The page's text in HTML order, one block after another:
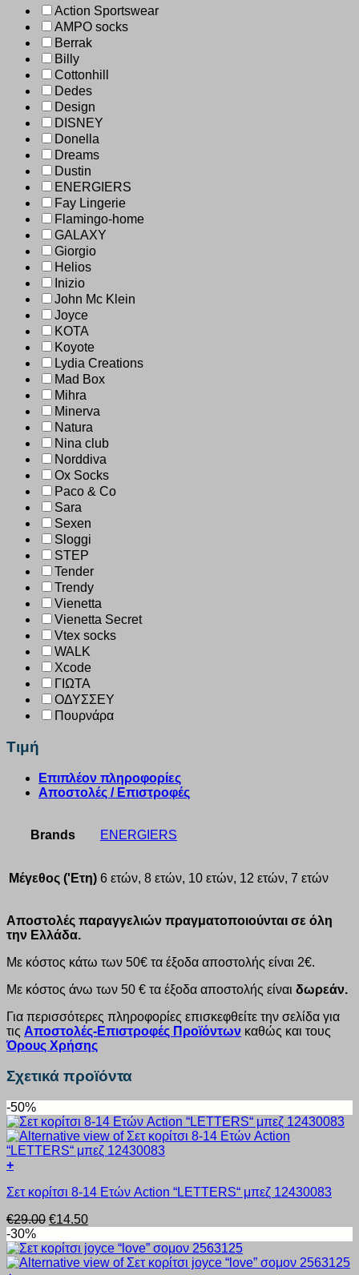
Action Sportswear
AMPO socks
Berrak
Billy
Cottonhill
Dedes
Design
DISNEY
Donella
Dreams
Dustin
ENERGIERS
Fay Lingerie
Flamingo-home
GALAXY
Giorgio
Helios
Inizio
John Mc Klein
Joyce
KOTA
Koyote
Lydia Creations
Mad Box
Mihra
Minerva
Natura
Nina club
Norddiva
Ox Socks
Paco & Co
Sara
Sexen
Sloggi
STEP
Tender
Trendy
Vienetta
Vienetta Secret
Vtex socks
WALK
Xcode
ΓΙΩΤΑ
ΟΔΥΣΣΕΥ
Πουρνάρα
Τιμή
Επιπλέον πληροφορίες
Αποστολές / Επιστροφές
Brands ENERGIERS
Μέγεθος ('Ετη) 6 ετών, 8 ετών, 10 ετών, 12 ετών, 7 ετών
Αποστολές παραγγελιών πραγματοποιούνται σε όλη
την Ελλάδα.
Με κόστος κάτω των 50€ τα έξοδα αποστολής είναι 2€.
Με κόστος άνω των 50 € τα έξοδα αποστολής είναι δωρεάν.
Για περισσότερες πληροφορίες επισκεφθείτε την σελίδα για
τις Αποστολές-Επιστροφές Προϊόντων καθώς και τους
Όρους Χρήσης
Σχετικά προϊόντα
-50%
+
το
έχει
πολλαπλές
παραλλαγές.
Οι
Σετ κορίτσι 8-14 Ετών Action “LETTERS“ μπεζ 12430083
€29.00 Original
was:
€29.00.
€14.50Η
τιμή
είναι:
-30%